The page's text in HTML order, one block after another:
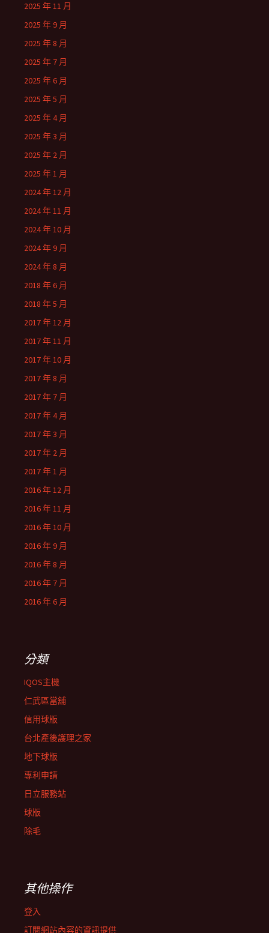
2025 年 11 月
2025 年 9 月
2025 年 8 月
2025 年 7 月
2025 年 6 月
2025 年 5 月
2025 年 4 月
2025 年 3 月
2025 年 2 月
2025 年 1 月
2024 年 12 月
2024 年 11 月
2024 年 10 月
2024 年 9 月
2024 年 8 月
2018 年 6 月
2018 年 5 月
2017 年 12 月
2017 年 11 月
2017 年 10 月
2017 年 8 月
2017 年 7 月
2017 年 4 月
2017 年 3 月
2017 年 2 月
2017 年 1 月
2016 年 12 月
2016 年 11 月
2016 年 10 月
2016 年 9 月
2016 年 8 月
2016 年 7 月
2016 年 6 月
分類
IQOS主機
仁武區當舖
信用球版
台北產後護理之家
地下球版
專利申請
日立服務站
球版
除毛
其他操作
登入
訂閱網站內容的資訊提供